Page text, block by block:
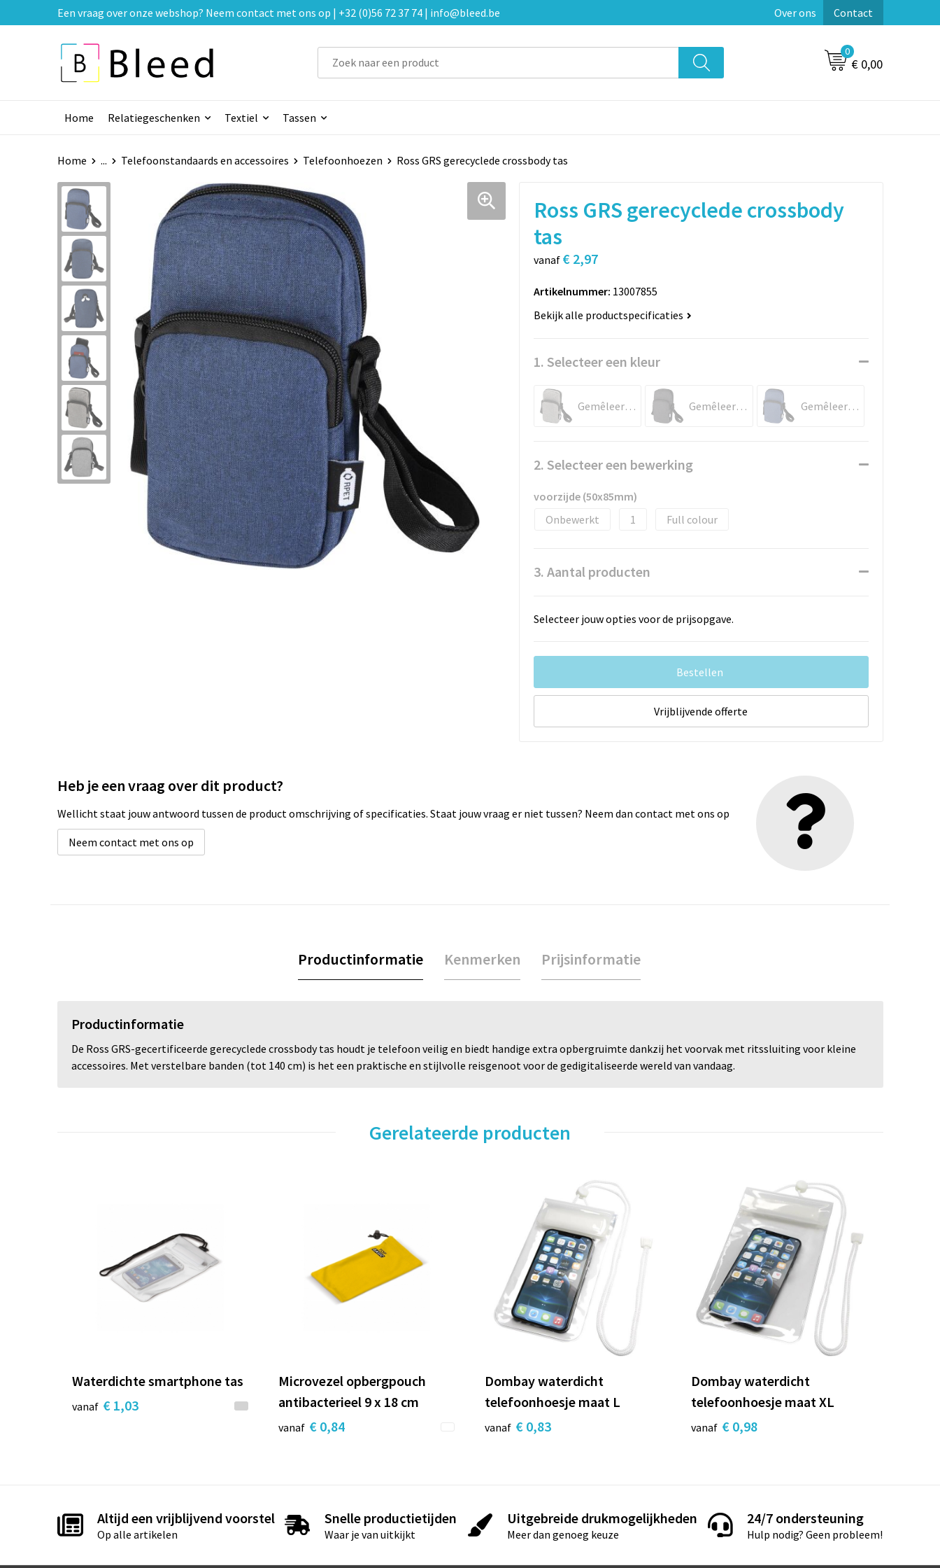
Een vraag over onze webshop? Neem contact met ons op | +32 (0)56 72 37 74 | info@bleed.be Over ons Contact
0
€ 0,00
Home Relatiegeschenken Textiel Tassen
Home ... Telefoonstandaards en accessoires Telefoonhoezen Ross GRS gerecyclede crossbody tas
Ross GRS gerecyclede crossbody
tas
vanaf € 2,97
Artikelnummer: 13007855
Bekijk alle productspecificaties
1. Selecteer een kleur
Gemêleerd grijs Gemêleerd houtskool Gemêleerd marineblauw
2. Selecteer een bewerking
voorzijde (50x85mm)
Onbewerkt
1 Full colour
3. Aantal producten
Selecteer jouw opties voor de prijsopgave.
Bestellen
Vrijblijvende offerte
Heb je een vraag over dit product?
Wellicht staat jouw antwoord tussen de product omschrijving of specificaties. Staat jouw vraag er niet tussen? Neem dan contact met ons op
Neem contact met ons op
Productinformatie Kenmerken Prijsinformatie
Productinformatie
De Ross GRS-gecertificeerde gerecyclede crossbody tas houdt je telefoon veilig en biedt handige extra opbergruimte dankzij het voorvak met ritssluiting voor kleine
accessoires. Met verstelbare banden (tot 140 cm) is het een praktische en stijlvolle reisgenoot voor de gedigitaliseerde wereld van vandaag.
Gerelateerde producten
Waterdichte smartphone tas
vanaf € 1,03
Microvezel opbergpouch
antibacterieel 9 x 18 cm
vanaf € 0,84
Dombay waterdicht
telefoonhoesje maat L
vanaf € 0,83
Dombay waterdicht
telefoonhoesje maat XL
vanaf € 0,98
Altijd een vrijblijvend voorstel
Op alle artikelen
Snelle productietijden
Waar je van uitkijkt
Uitgebreide drukmogelijkheden
Meer dan genoeg keuze
24/7 ondersteuning
Hulp nodig? Geen probleem!